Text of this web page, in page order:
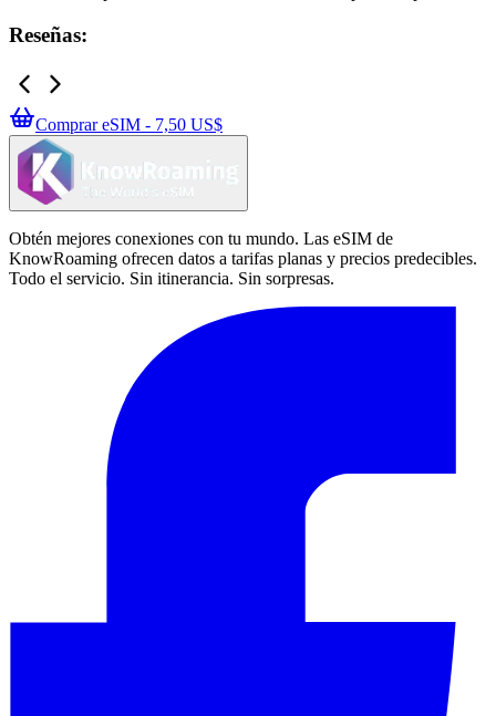
Reseñas:
Comprar eSIM - 7,50 US$
Obtén mejores conexiones con tu mundo. Las eSIM de
KnowRoaming ofrecen datos a tarifas planas y precios predecibles.
Todo el servicio. Sin itinerancia. Sin sorpresas.